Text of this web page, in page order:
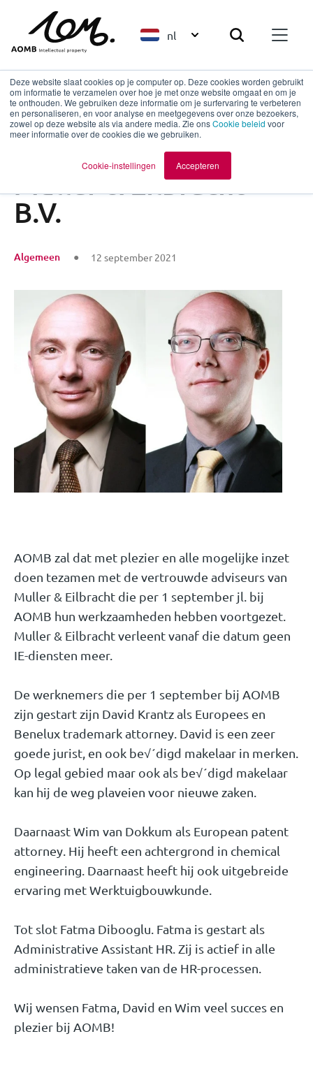
Deze website slaat cookies op je computer op. Deze cookies worden gebruikt
om informatie te verzamelen over hoe je met onze website omgaat en om je
te onthouden. We gebruiken deze informatie om je surfervaring te verbeteren
en personaliseren, en voor analyse en meetgegevens over onze bezoekers,
zowel op deze website als via andere media. Zie onsCookie beleid voor
meer informatie over de cookies die we gebruiken.
Cookie-instellingen Accepteren
nl
Terug naar overzicht
Overname IE-zaken
Muller & Eilbracht
B.V.
Algemeen 12 september 2021
AOMB zal dat met plezier en alle mogelijke inzet
doen tezamen met de vertrouwde adviseurs van
Muller & Eilbracht die per 1 september jl. bij
AOMB hun werkzaamheden hebben voortgezet.
Muller & Eilbracht verleent vanaf die datum geen
IE-diensten meer.
De werknemers die per 1 september bij AOMB
zijn gestart zijn David Krantz als Europees en
Benelux trademark attorney. David is een zeer
goede jurist, en ook be√´digd makelaar in merken.
Op legal gebied maar ook als be√´digd makelaar
kan hij de weg plaveien voor nieuwe zaken.
Daarnaast Wim van Dokkum als European patent
attorney. Hij heeft een achtergrond in chemical
engineering. Daarnaast heeft hij ook uitgebreide
ervaring met Werktuigbouwkunde.
Tot slot Fatma Dibooglu. Fatma is gestart als
Administrative Assistant HR. Zij is actief in alle
administratieve taken van de HR-processen.
Wij wensen Fatma, David en Wim veel succes en
plezier bij AOMB!